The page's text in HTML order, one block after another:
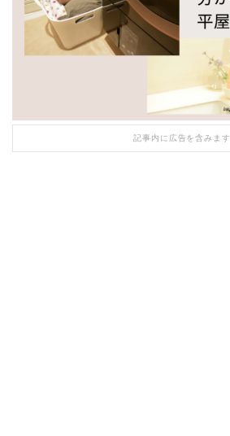
記事内に広告を含みます